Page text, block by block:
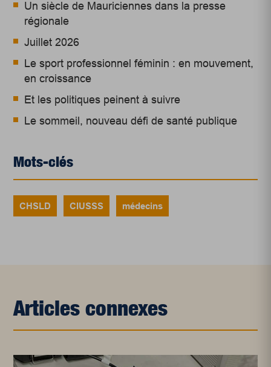
Un siècle de Mauriciennes dans la presse
régionale
Juillet 2026
Le sport professionnel féminin : en mouvement,
en croissance
Et les politiques peinent à suivre
Le sommeil, nouveau défi de santé publique
Mots-clés
CHSLD CIUSSS médecins
Articles connexes